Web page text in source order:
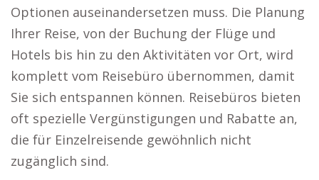
Optionen auseinandersetzen muss. Die Planung
Ihrer Reise, von der Buchung der Flüge und
Hotels bis hin zu den Aktivitäten vor Ort, wird
komplett vom Reisebüro übernommen, damit
Sie sich entspannen können. Reisebüros bieten
oft spezielle Vergünstigungen und Rabatte an,
die für Einzelreisende gewöhnlich nicht
zugänglich sind.